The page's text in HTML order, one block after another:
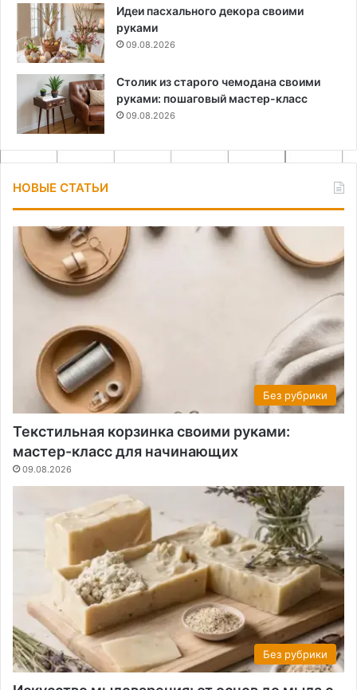
Идеи пасхального декора своими
руками
09.08.2026
Столик из старого чемодана своими
руками: пошаговый мастер-класс
09.08.2026
НОВЫЕ СТАТЬИ
Без рубрики
Текстильная корзинка своими руками:
мастер-класс для начинающих
09.08.2026
Без рубрики